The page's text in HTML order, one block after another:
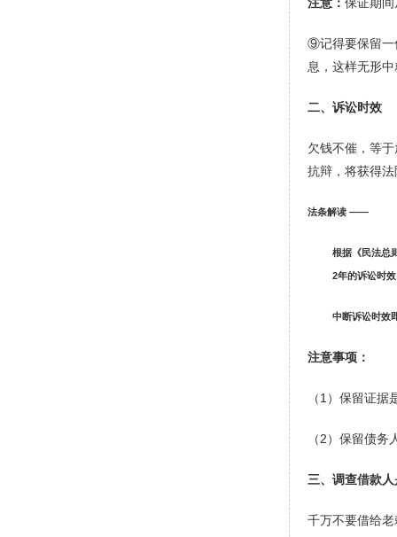
⑨记得要保留一
息，这样无形
二、诉讼时效
欠钱不催，等
抗辩，将获得
法条解读 ——
根据《民法总
2年的诉讼时
中断诉讼时效
注意事项：
（1）保留证
（2）保留债
三、调查借款
千万不要借给